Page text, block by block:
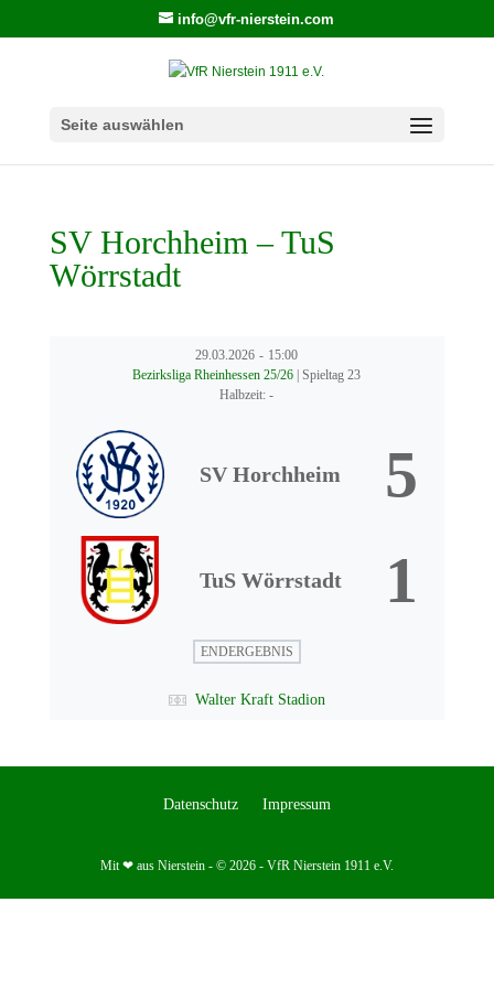
info@vfr-nierstein.com
Seite auswählen
SV Horchheim – TuS
Wörrstadt
29.03.2026 - 15:00
Bezirksliga Rheinhessen 25/26 | Spieltag 23
Halbzeit: -
SV Horchheim 5
TuS Wörrstadt 1
ENDERGEBNIS
Walter Kraft Stadion
Datenschutz Impressum
Mit ❤ aus Nierstein - © 2026 - VfR Nierstein 1911 e.V.